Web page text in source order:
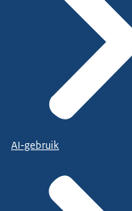
AI-gebruik